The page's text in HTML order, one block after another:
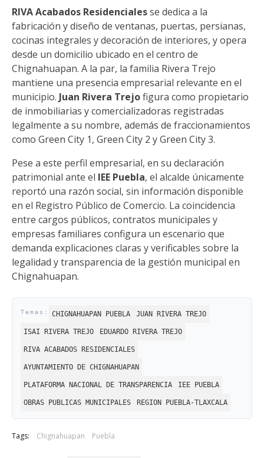
RIVA Acabados Residencialesse dedica a la
fabricación y diseño de ventanas, puertas, persianas,
cocinas integrales y decoración de interiores, y opera
desde un domicilio ubicado en el centro de
Chignahuapan. A la par, la familia Rivera Trejo
mantiene una presencia empresarial relevante en el
municipio. Juan Rivera Trejofigura como propietario
de inmobiliarias y comercializadoras registradas
legalmente a su nombre, además de fraccionamientos
como Green City 1, Green City 2 y Green City 3.
Pese a este perfil empresarial, en su declaración
patrimonial ante el IEE Puebla, el alcalde únicamente
reportó una razón social, sin información disponible
en el Registro Público de Comercio. La coincidencia
entre cargos públicos, contratos municipales y
empresas familiares configura un escenario que
demanda explicaciones claras y verificables sobre la
legalidad y transparencia de la gestión municipal en
Chignahuapan.
CHIGNAHUAPAN PUEBLA JUAN RIVERA TREJO
ISAI RIVERA TREJO EDUARDO RIVERA TREJO
RIVA ACABADOS RESIDENCIALES
AYUNTAMIENTO DE CHIGNAHUAPAN
PLATAFORMA NACIONAL DE TRANSPARENCIA IEE PUEBLA
OBRAS PUBLICAS MUNICIPALES REGION PUEBLA-TLAXCALA
Tags: Chignahuapan Puebla